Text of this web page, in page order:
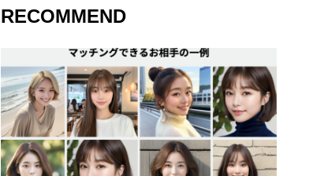
RECOMMEND